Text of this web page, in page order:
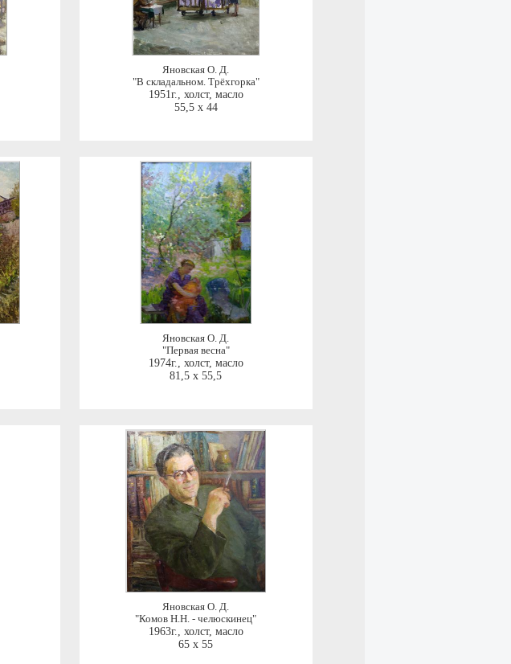
Яновская О. Д.
"В складальном. Трёхгорка"
1951г., холст, масло
55,5 x 44
Яновская О. Д.
"Первая весна"
1974г., холст, масло
81,5 x 55,5
Яновская О. Д.
"Комов Н.Н. - челюскинец"
1963г., холст, масло
65 x 55